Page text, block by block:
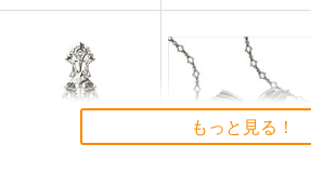
（税込）
Fate Log Grand UNO
FFICIAL FANBOOK
act on
もっと見る！